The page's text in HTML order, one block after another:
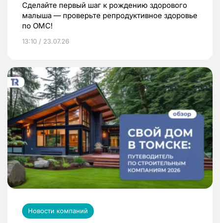
Сделайте первый шаг к рождению здорового
малыша — проверьте репродуктивное здоровье
по ОМС!
13:10 / 23.07.26
Новости компаний